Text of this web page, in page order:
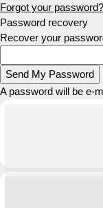
Forgot your
Password recovery
Recover your
A password will be e-